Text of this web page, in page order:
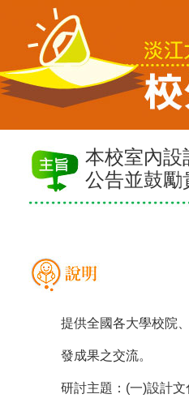
本校室內設
公告並鼓勵
提供全國各大學校院
發成果之交流。
研討主題：(一)設計